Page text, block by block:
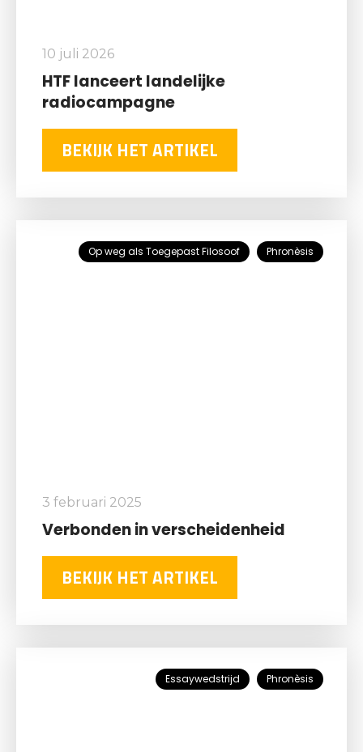
10 juli 2026
HTF lanceert landelijke
radiocampagne
BEKIJK HET ARTIKEL
Op weg als Toegepast Filosoof Phronèsis
3 februari 2025
Verbonden in verscheidenheid
BEKIJK HET ARTIKEL
Essaywedstrijd Phronèsis